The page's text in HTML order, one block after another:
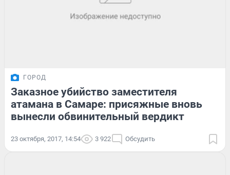
ГОРОД
Заказное убийство заместителя
атамана в Самаре: присяжные вновь
вынесли обвинительный вердикт
23 октября, 2017, 14:54 3 922 Обсудить